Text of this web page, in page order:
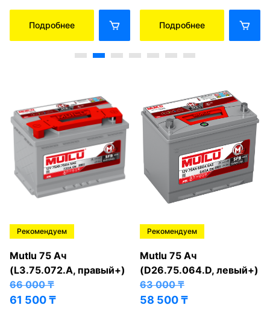
Подробнее Подробнее
Рекомендуем
Mutlu 75 Ач
(L3.75.072.A, правый+)
66 000₸
61 500₸
Рекомендуем
Mutlu 75 Ач
(D26.75.064.D, левый+)
63 000₸
58 500₸